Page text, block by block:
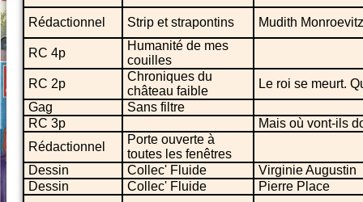
Rédactionnel Strip et strapontins Mudith Monroevitz
RC 4p
Humanité de mes
couilles
RC 2p
Chroniques du
château faible
Le roi se meurt.
Gag
Sans filtre
RC 3p
Mais où vont-ils
Rédactionnel
Porte ouverte à
toutes les fenêtres
Dessin
Collec' Fluide
Virginie Augustin
Dessin
Collec' Fluide
Pierre Place